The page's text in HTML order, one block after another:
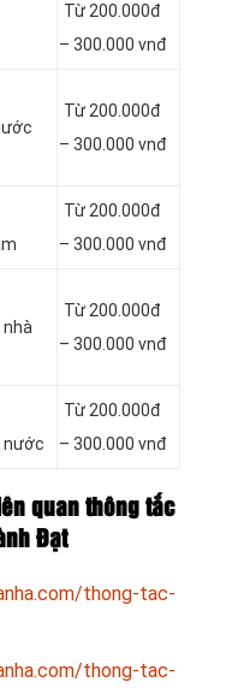
Từ 200.000đ
– 300.000 vnđ
Từ 200.000đ
– 300.000 vnđ
Từ 200.000đ
– 300.000 vnđ
Từ 200.000đ
– 300.000 vnđ
nước
Từ 200.000đ
– 300.000 vnđ
quan thông tắc
Đạt
thong-tac-
thong-tac-